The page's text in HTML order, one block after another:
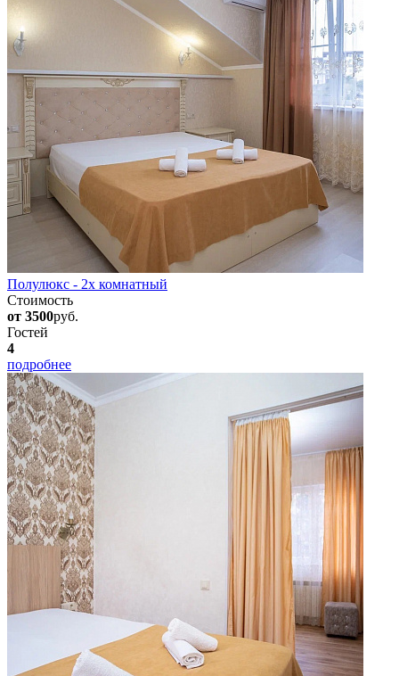
Полулюкс - 2х комнатный
Стоимость
от 3500руб.
Гостей
4
подробнее